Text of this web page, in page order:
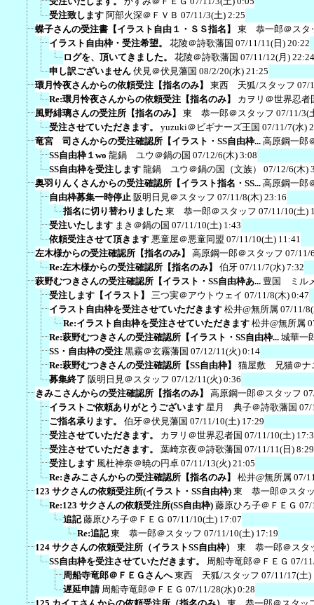
受注致します 阿部火深＠ＦＶＢ 07/11/3(土) 2:25
蝶子さんの受注書【イラスト自由１・ＳＳ指名】
東 恭一郎＠スタ
イラスト自由枠・受注希望。
花陵＠詩歌藩国 07/11/11(日) 20:22
ログを、頂いてきました。
花陵＠詩歌藩国 07/11/12(月) 22:24
申し訳ございません 伏見＠伏見藩国 08/2/20(水) 21:25
環月怜夜さんからの依頼受注【指名のみ】
東西 天狐/スタッフ 07/
Re:環月怜夜さんからの依頼受注【指名のみ】
カヲリ＠世界忍者
風野緋璃さんの受注所【指名のみ】
東 恭一郎＠スタッフ 07/11/3(
受注させていただきます。
yuzuki＠ビギナーズ王国 07/11/7(水)
竜宮 司さんからの受注確認所【イラスト・SS自由枠... 高原鋼一郎
SS自由枠１wo 龍鍋 ユウ＠鍋の国 07/12/6(木) 3:08
SS自由枠を受注します 龍鍋 ユウ＠鍋の国（文族）
07/12/6(木)
奥羽りんくさんからの受注確認所【イラスト指名・SS... 高原鋼一郎
自由枠募集一時停止 阪明日見＠スタッフ 07/11/8(木) 23:16
指名に切り替わりました 東 恭一郎＠スタッフ 07/11/10(土)
受注いたします まき＠鍋の国 07/11/10(土) 1:43
依頼受注させて頂きます 悪童屋＠悪童同盟 07/11/10(土) 11:41
左木様からの受注確認所【指名のみ】
高原鋼一郎＠スタッフ 07/11/
Re:左木様からの受注確認所【指名のみ】
伯牙 07/11/7(水) 7:32
萩野むつきさんの受注確認所【イラスト・SS自由枠あ... 豊国 ミル
受注します【イラスト】
三つ実＠アウトウェイ 07/11/8(木) 0:47
イラスト自由枠を受注させていただきます 松井@無所属 07/11/
Re:イラスト自由枠を受注させていただきます 松井@無所属
Re:萩野むつきさんの受注確認所【イラスト・SS自由枠... 城華一
SS・自由枠の受注 黒霧＠玄霧藩国 07/12/11(火) 0:14
Re:萩野むつきさんの受注確認所【SS自由枠】
猫屋敷 兄猫＠ナ
募集終了 阪明日見＠スタッフ 07/12/11(火) 0:36
きみこさんからの受注確認所【指名のみ】
高原鋼一郎＠スタッフ
イラストご依頼ありがとうございます 星月 典子＠詩歌藩国 07/
ご指名承ります。
伯牙＠伏見藩国 07/11/10(土) 17:29
受注させていただきます。
カヲリ＠世界忍者国 07/11/10(土)
受注させていただきます。
葉崎京夜＠詩歌藩国 07/11/11(日) 8:29
受注します 風杜神奈＠暁の円卓 07/11/13(火) 21:05
Re:きみこさんからの受注確認所【指名のみ】
松井@無所属 07/
123 サクさんの依頼受注所(イラスト・SS自由枠) 東 恭一郎＠スタ
Re:123 サクさんの依頼受注所(SS自由枠) 藤原ひろ子＠ＦＥＧ 07/
追記 藤原ひろ子＠ＦＥＧ 07/11/10(土) 17:07
Re:追記 東 恭一郎＠スタッフ 07/11/10(土) 17:19
124 サクさんの依頼受注所（イラストSS自由枠）
東 恭一郎＠スタ
SS自由枠を受注させていただきます。
周船寺竜郎＠ＦＥＧ 07/
周船寺竜郎＠ＦＥＧさんへ 東西 天狐/スタッフ 07/11/17(土)
遅延申請 周船寺竜郎＠ＦＥＧ 07/11/28(水) 0:28